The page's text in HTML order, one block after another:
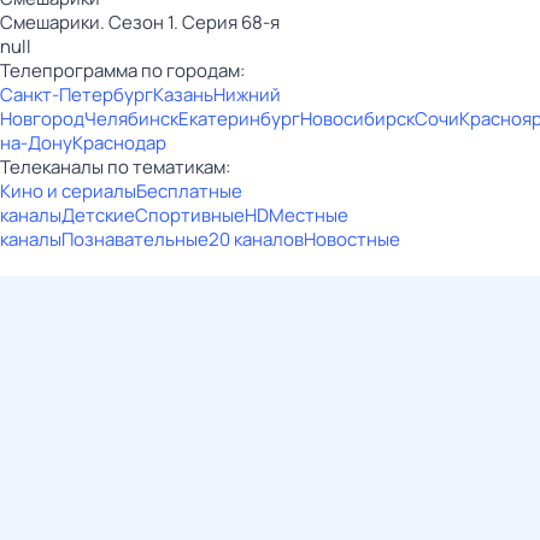
Смешарики. Сезон 1. Серия 68-я
null
Телепрограмма по городам:
Санкт-ПетербургКазаньНижний
НовгородЧелябинскЕкатеринбургНовосибирскСочи
на-ДонуКраснодар
Телеканалы по тематикам:
Кино и сериалыБесплатные
каналыДетскиеСпортивныеHDМестные
каналыПознавательные20 каналовНовостные